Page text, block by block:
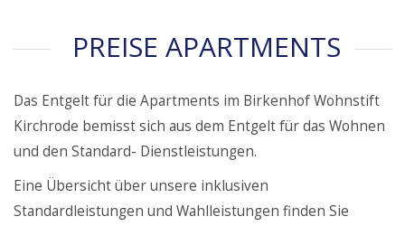
PREISE APARTMENTS
Das Entgelt für die Apartments im Birkenhof Wohnstift
Kirchrode bemisst sich aus dem Entgelt für das Wohnen
und den Standard- Dienstleistungen.
Eine Übersicht über unsere inklusiven
Standardleistungen und Wahlleistungen finden Sie